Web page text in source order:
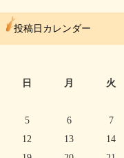
投稿日カレンダー
日 月 火
5
6 7
12
13 14